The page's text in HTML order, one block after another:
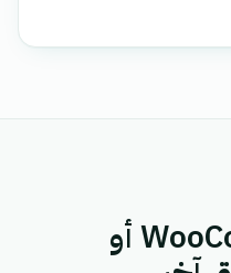
قم بإقران WooCommerce أو